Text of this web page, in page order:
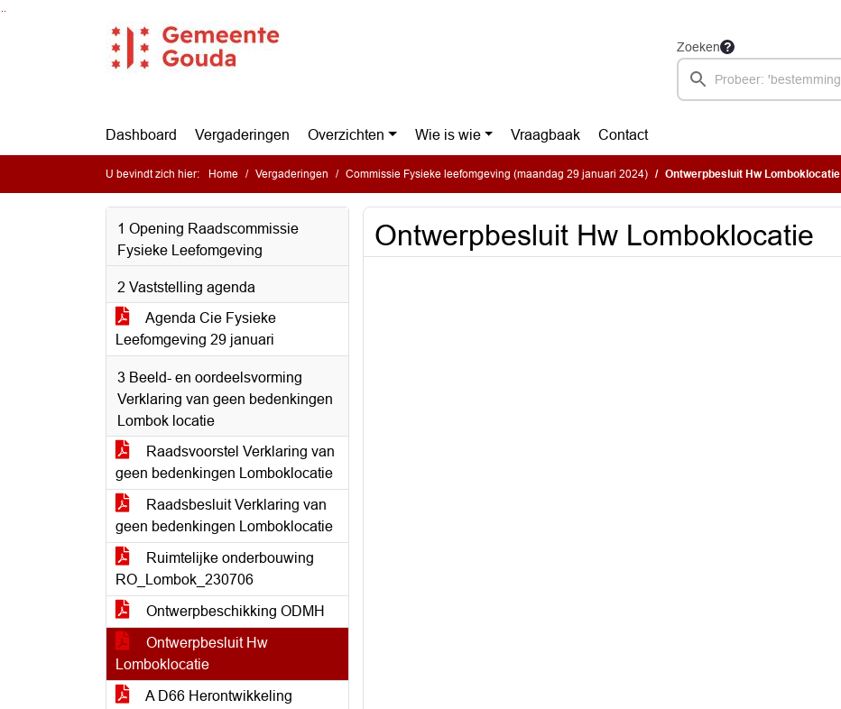
Ga naar de inhoud van deze pagina
Ga naar het zoeken
Ga naar het menu
Zoeken
Dashboard Vergaderingen Overzichten Wie is wie Vraagbaak Contact
U bevindt zich hier: Home Vergaderingen Commissie Fysieke leefomgeving (maandag 29 januari 2024) Ontwerpbesluit Hw Lomboklocatie
1 Opening Raadscommissie
Fysieke Leefomgeving
2 Vaststelling agenda
Agenda Cie Fysieke
Leefomgeving 29 januari
3 Beeld- en oordeelsvorming
Verklaring van geen bedenkingen
Lombok locatie
Raadsvoorstel Verklaring van
geen bedenkingen Lomboklocatie
Raadsbesluit Verklaring van
geen bedenkingen Lomboklocatie
Ruimtelijke onderbouwing
RO_Lombok_230706
Ontwerpbeschikking ODMH
Ontwerpbesluit Hw
Lomboklocatie
A D66 Herontwikkeling
Ontwerpbesluit Hw Lomboklocatie